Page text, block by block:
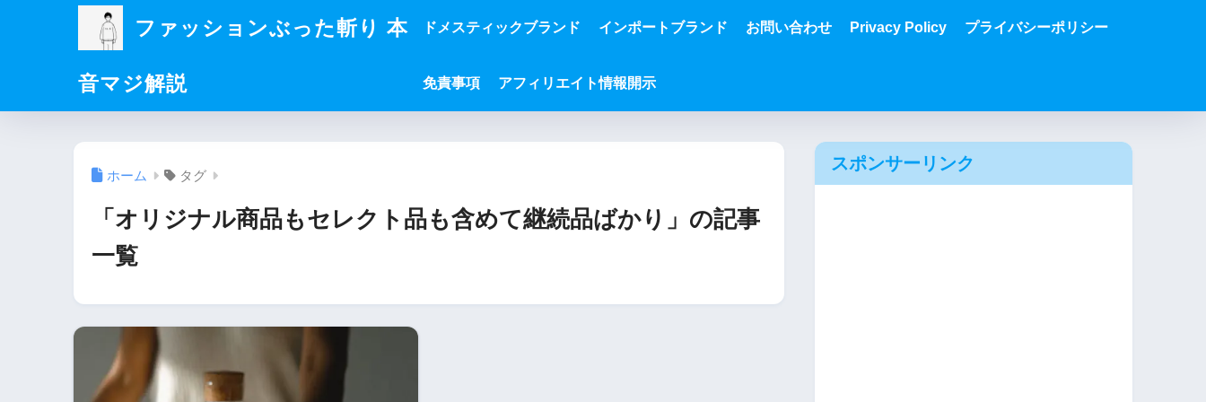
ファッションぶった斬り 本
音マジ解説
ドメスティックブランド インポートブランド お問い合わせ Privacy Policy プライバシーポリシー
免責事項 アフィリエイト情報開示
ホーム タグ
「オリジナル商品もセレクト品も含めて継続品ばかり」の記事
一覧
スポンサーリンク